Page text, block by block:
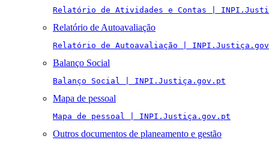
Relatório de Atividades e Contas |
Relatório de Autoavaliação
Relatório de Autoavaliação |
Balanço Social
Balanço Social | INPI.Justiça.gov.pt
Mapa de pessoal
Mapa de pessoal | INPI.Justiça.gov.pt
Outros documentos de planeamento e gestão